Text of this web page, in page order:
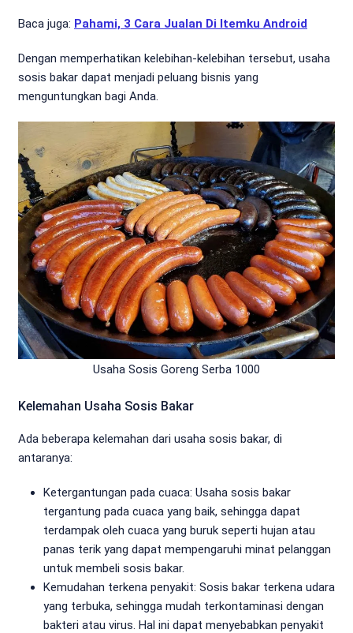
Baca juga: Pahami, 3 Cara Jualan Di Itemku Android
Dengan memperhatikan kelebihan-kelebihan tersebut, usaha
sosis bakar dapat menjadi peluang bisnis yang
menguntungkan bagi Anda.
Usaha Sosis Goreng Serba 1000
Kelemahan Usaha Sosis Bakar
Ada beberapa kelemahan dari usaha sosis bakar, di
antaranya:
Ketergantungan pada cuaca: Usaha sosis bakar
tergantung pada cuaca yang baik, sehingga dapat
terdampak oleh cuaca yang buruk seperti hujan atau
panas terik yang dapat mempengaruhi minat pelanggan
untuk membeli sosis bakar.
Kemudahan terkena penyakit: Sosis bakar terkena udara
yang terbuka, sehingga mudah terkontaminasi dengan
bakteri atau virus. Hal ini dapat menyebabkan penyakit